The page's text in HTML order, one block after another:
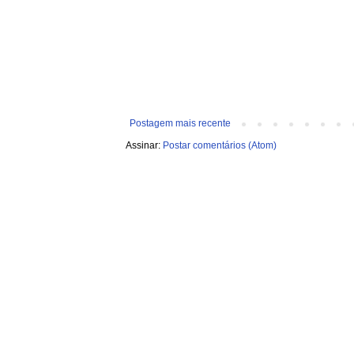
Postagem mais recente
Assinar: Postar comentários (Atom)